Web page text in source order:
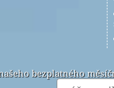
bezplatného